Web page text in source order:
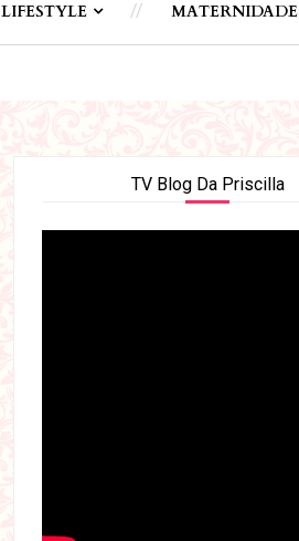
LIFESTYLE MATERNIDADE
TV Blog Da Priscilla